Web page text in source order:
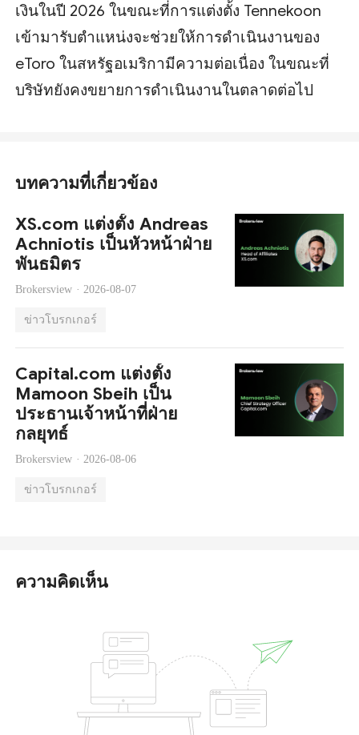
เงินในปี 2026 ในขณะที่การแต่งตั้ง Tennekoon
เข้ามารับตำแหน่งจะช่วยให้การดำเนินงานของ
eToro ในสหรัฐอเมริกามีความต่อเนื่อง ในขณะที่
บริษัทยังคงขยายการดำเนินงานในตลาดต่อไป
บทความที่เกี่ยวข้อง
XS.com แต่งตั้ง Andreas
Achniotis เป็นหัวหน้าฝ่าย
พันธมิตร
Brokersview · 2026-08-07
ข่าวโบรกเกอร์
Capital.com แต่งตั้ง
Mamoon Sbeih เป็น
ประธานเจ้าหน้าที่ฝ่าย
กลยุทธ์
Brokersview · 2026-08-06
ข่าวโบรกเกอร์
ความคิดเห็น